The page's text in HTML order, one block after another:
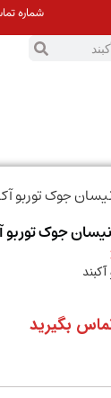
شماره تماس:98-92-09195124491
جوک توربو آکبند
جوک توربو آکبند
بگیرید